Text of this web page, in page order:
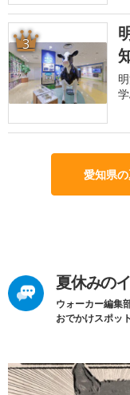
3
愛知県
夏休みの
ウォーカー編集
おでかけスポット